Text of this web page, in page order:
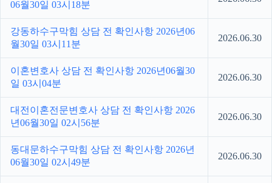
06월30일 03시18분
강동하수구막힘 상담 전 확인사항 2026년06
월30일 03시11분
2026.06.30
이혼변호사 상담 전 확인사항 2026년06월30
일 03시04분
2026.06.30
대전이혼전문변호사 상담 전 확인사항 2026
년06월30일 02시56분
2026.06.30
동대문하수구막힘 상담 전 확인사항 2026년
06월30일 02시49분
2026.06.30